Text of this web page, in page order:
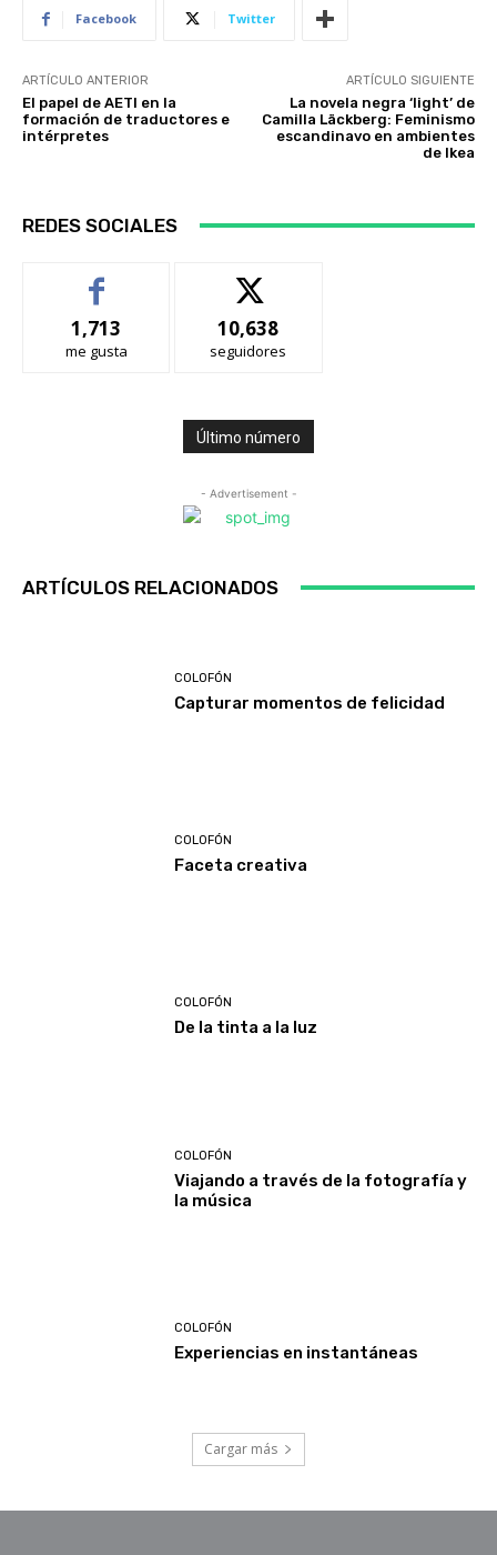
Facebook Twitter
ARTÍCULO ANTERIOR
El papel de AETI en la
formación de traductores e
intérpretes
ARTÍCULO SIGUIENTE
La novela negra ‘light’ de
Camilla Läckberg: Feminismo
escandinavo en ambientes
de Ikea
REDES SOCIALES
1,713
me gusta
10,638
seguidores
Último número
- Advertisement -
ARTÍCULOS RELACIONADOS
COLOFÓN
Capturar momentos de felicidad
COLOFÓN
Faceta creativa
COLOFÓN
De la tinta a la luz
COLOFÓN
Viajando a través de la fotografía y
la música
COLOFÓN
Experiencias en instantáneas
Cargar más